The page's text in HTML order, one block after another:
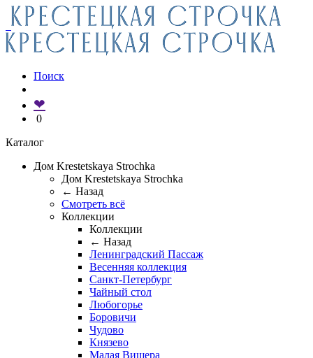
Поиск
❤
0
Каталог
Дом Krestetskaya Strochka
Дом Krestetskaya Strochka
← Назад
Смотреть всё
Коллекции
Коллекции
← Назад
Ленинградский Пассаж
Весенняя коллекция
Санкт-Петербург
Чайный стол
Любогорье
Боровичи
Чудово
Князево
Малая Вишера